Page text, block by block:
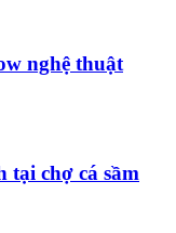
nghệ thuật
tại chợ cá sầm